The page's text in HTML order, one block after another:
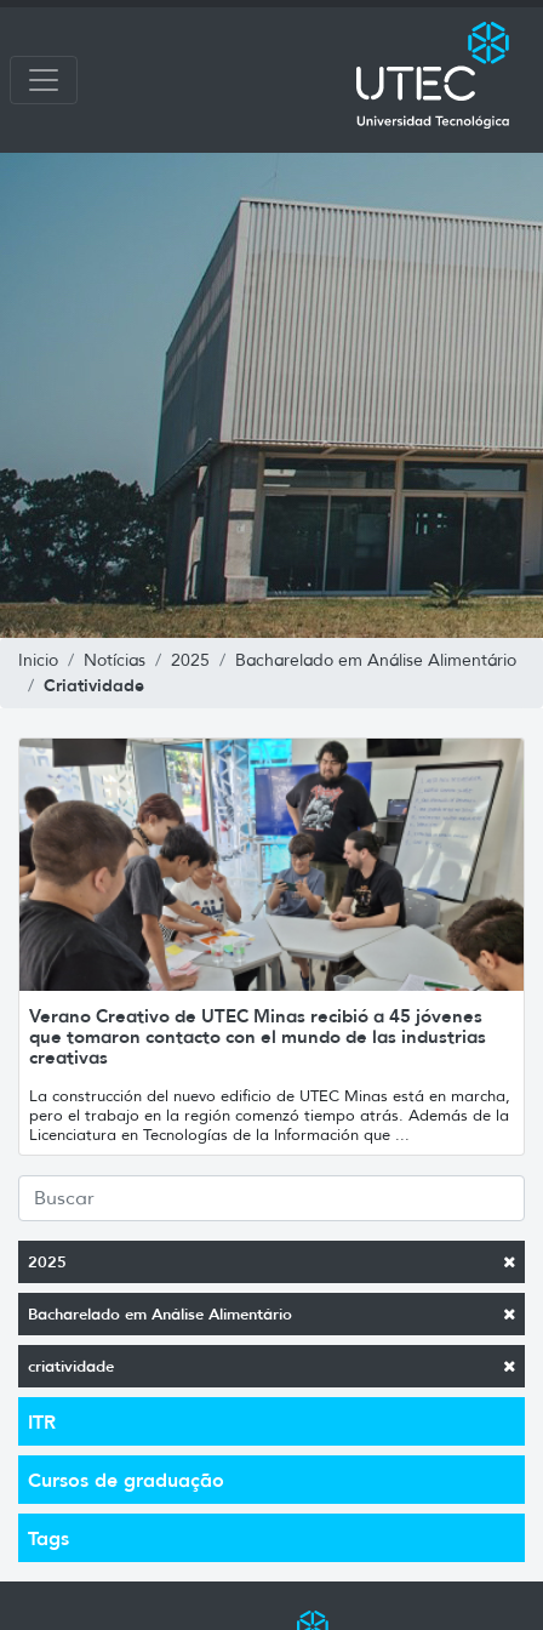
Inicio Notícias 2025 Bacharelado em Análise Alimentário
Criatividade
2025
Bacharelado em Análise Alimentário
criatividade
ITR
Cursos de graduação
Tags
Verano Creativo de UTEC Minas recibió a 45 jóvenes
que tomaron contacto con el mundo de las industrias
creativas
La construcción del nuevo edificio de UTEC Minas está en marcha,
pero el trabajo en la región comenzó tiempo atrás. Además de la
Licenciatura en Tecnologías de la Información que ...